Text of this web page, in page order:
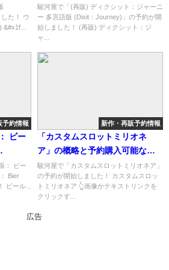
た！ ウ
Journey)」の概略と予約購入可
能なショップ紹介！
駿河屋で「(再販) ディクシット：ジャーニ
ー 多言語版 (Dixit：Journey)」の予約が開
始しました！ (再販) ディクシット：ジ
ャ...
予約情報
ビー
概略
紹
： ビー
Bier
ビール...
新作・再販予約情報
「カスタムスロットミリオネ
ア」の概略と予約購入可能なシ
ョップ紹介！
駿河屋で「カスタムスロットミリオネア」
の予約が開始しました！ カスタムスロッ
トミリオネア 👆画像かテキストリンクを
クリックす...
広告